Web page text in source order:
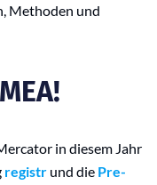
Methoden und
in diesem Jahr
registr und die Pre-